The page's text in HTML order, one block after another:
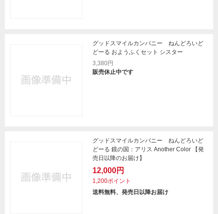
グッドスマイルカンパニー ねんどろいど
どーる おようふくセット シスター
3,380円
販売休止中です
グッドスマイルカンパニー ねんどろいど
どーる 鏡の国：アリス Another Color 【発
売日以降のお届け】
12,000円
1,200ポイント
送料無料、発売日以降お届け